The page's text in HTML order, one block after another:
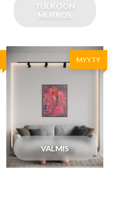
TULKOON
MURROS
MYYTY
VALMIS